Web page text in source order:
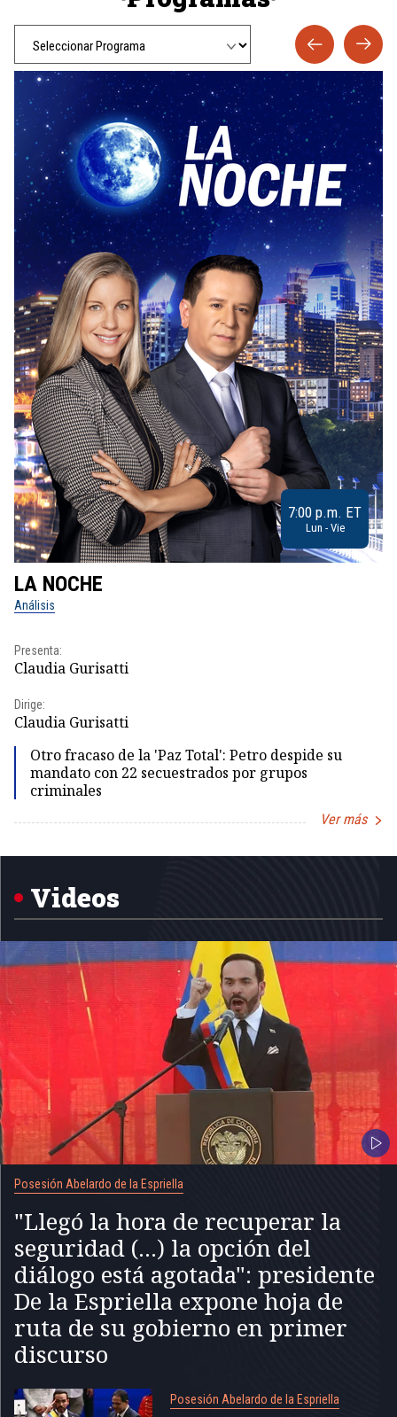
7:00 p.m. ET
Lun - Vie
LA NOCHE
Análisis
Presenta:
Claudia Gurisatti
Dirige:
Claudia Gurisatti
Otro fracaso de la 'Paz Total': Petro despide su
mandato con 22 secuestrados por grupos
criminales
Ver más
1
Videos
Posesión Abelardo de la Espriella
"Llegó la hora de recuperar la
seguridad (...) la opción del
diálogo está agotada": presidente
De la Espriella expone hoja de
ruta de su gobierno en primer
discurso
Posesión Abelardo de la Espriella